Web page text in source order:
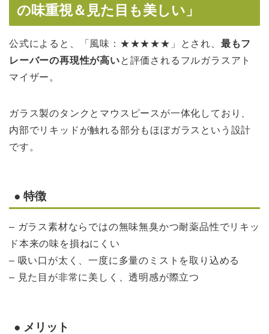
の味重視＆見た目も美しい」
公式によると、「風味：★★★★★」とされ、 最もフ
レーバーの再現性が高いと評価されるフルガラスアト
マイザー。
ガラス製のタンクとマウスピースが一体化しており、
内部でリキッドが触れる部分もほぼガラスという設計
です。
● 特徴
– ガラス素材ならではの無味無臭かつ耐薬品性でリキッ
ド本来の味を損ねにくい
– 吸い口が太く、一度に多量のミストを取り込める
– 見た目が非常に美しく、透明感が際立つ
● メリット